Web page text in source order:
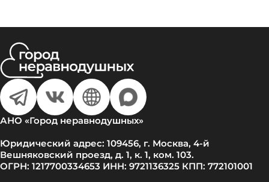
АНО «Город неравнодушных»
Юридический адрес: 109456, г. Москва, 4-й
Вешняковский проезд, д. 1, к. 1, ком. 103.
ОГРН: 1217700334653 ИНН: 9721136325 КПП: 772101001